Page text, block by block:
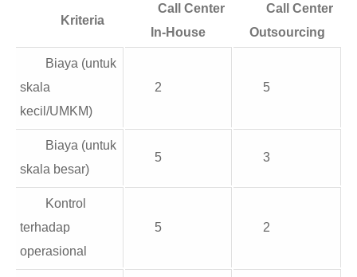
Kriteria
Call Center
In-House
Call Center
Outsourcing
Biaya (untuk
skala
kecil/UMKM)
2 5
Biaya (untuk
skala besar)
5 3
Kontrol
terhadap
operasional
5 2